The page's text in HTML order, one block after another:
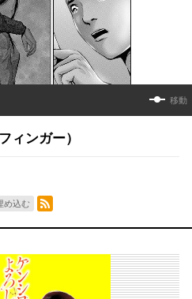
移動
ィンガー）
め込む
RSSフィード